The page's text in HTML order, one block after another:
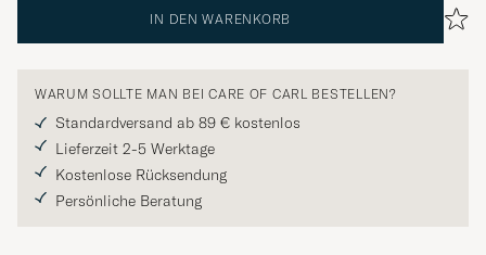
IN DEN WARENKORB
WARUM SOLLTE MAN BEI CARE OF CARL BESTELLEN?
Standardversand ab 89 € kostenlos
Lieferzeit 2-5 Werktage
Kostenlose Rücksendung
Persönliche Beratung